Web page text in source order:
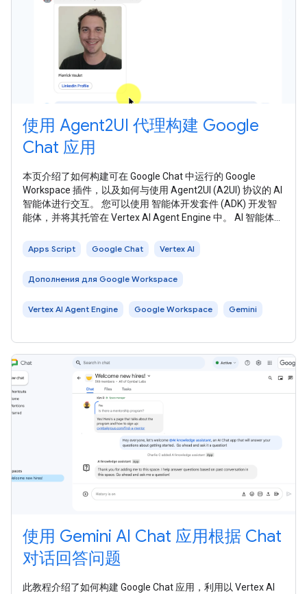
使用 Agent2UI 代理构建 Google
Chat 应用
本页介绍了如何构建可在 Google Chat 中运行的 Google
Workspace 插件，以及如何与使用 Agent2UI (A2UI) 协议的 AI
智能体进行交互。 您可以使用 智能体开发套件 (ADK) 开发智
能体，并将其托管在 Vertex AI Agent Engine 中。 AI 智能体能
既定目标。在本教程中，您将部署一个基本的 AI 智能体，该
Apps Script Google Chat Vertex AI
Дополнения для Google Workspace
Vertex AI Agent Engine Google Workspace Gemini
使用 Gemini AI Chat 应用根据 Chat
对话回答问题
此教程介绍了如何构建 Google Chat 应用，利用以 Vertex AI